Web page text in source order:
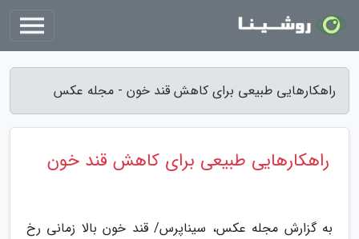
راهکارهایی طبیعی برای کاهش قند خون - مجله عکس
راهکارهایی طبیعی برای کاهش قند خون
به گزارش مجله عکس، سیناپرس/ قند خون بالا زمانی رخ